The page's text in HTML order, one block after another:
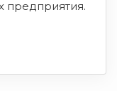
предприятия.